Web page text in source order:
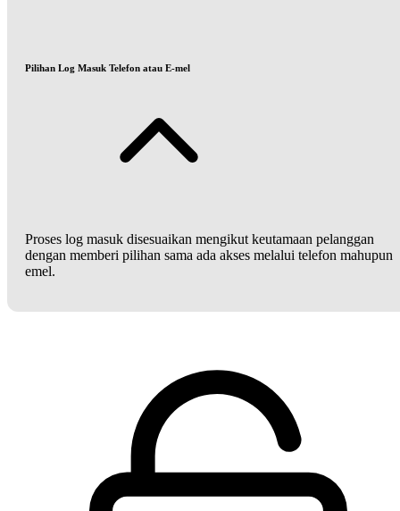
Pilihan Log Masuk Telefon atau E-mel
Proses log masuk disesuaikan mengikut keutamaan pelanggan
dengan memberi pilihan sama ada akses melalui telefon mahupun
emel.